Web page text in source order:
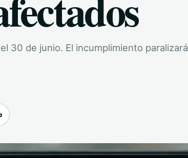
30 de junio. El incumplimiento paralizará